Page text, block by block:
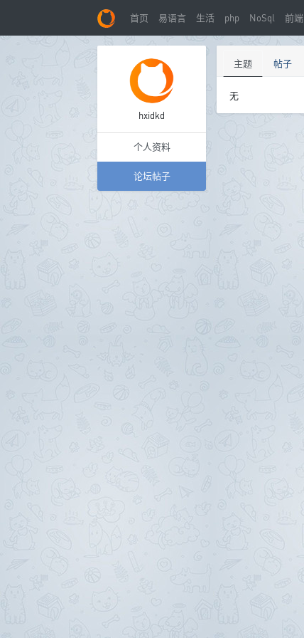
首页 易语言 生活 php NoSql 前端
hxidkd
个人资料
论坛帖子
主题 帖子
无